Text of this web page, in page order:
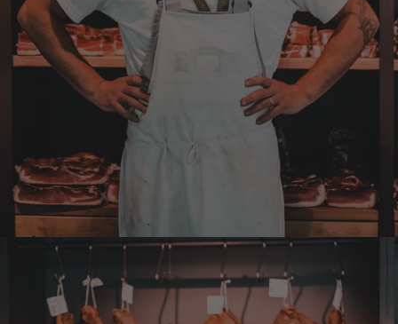
Spitze. Der einzige Wermutstropfen ist die
Zustellung durch GLS. Dieses
Transportunternehmen ist das
unzuverlässigste das es gibt. Die liefern
Pakete die an Privatadressen gesandt
werden meistens zu Abholstationen. Es hat
mir Mühe gekostet das Paket wenigstens an
die Haustüre abgestellt zu bekommen. Bei
eventueller Wiederbestellung werde ich Sie
ersuchen , die Post in Anspruch zu nehmen.
Da wäre ich auch bereit die Transportkosten
zu tragen. Mit freundlichen Grüßen Jörg
4.8.2026
Verifizierter Kunde
Hervorragende Qualität mit Geschmack
4.8.2026